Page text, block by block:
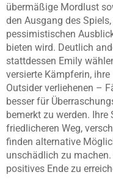
übermäßige Mordlust
den Ausgang des
pessimistischen
bieten wird. Deutlich
stattdessen Emily
versierte Kämpferin,
Outsider verliehenen –
besser für
bemerkt zu werden.
friedlicheren Weg,
finden alternative
unschädlich zu
positives Ende zu